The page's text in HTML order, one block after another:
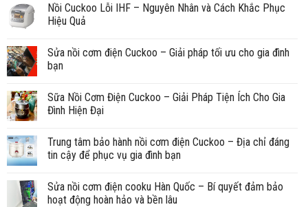
Nồi Cuckoo Lỗi IHF – Nguyên Nhân và Cách Khắc Phục
Hiệu Quả
Sửa nồi cơm điện Cuckoo – Giải pháp tối ưu cho gia đình
bạn
Sữa Nồi Cơm Điện Cuckoo – Giải Pháp Tiện Ích Cho Gia
Đình Hiện Đại
Trung tâm bảo hành nồi cơm điện Cuckoo – Địa chỉ đáng
tin cậy để phục vụ gia đình bạn
Sửa nồi cơm điện cooku Hàn Quốc – Bí quyết đảm bảo
hoạt động hoàn hảo và bền lâu